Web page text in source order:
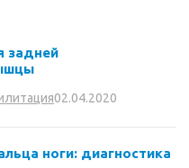
задней
02.04.2020
ноги: диагностика